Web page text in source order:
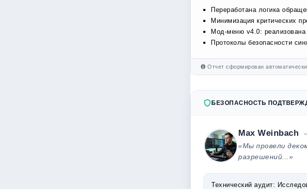
Переработана логика
Минимизация критических
Мод-меню v4.0: реализована
Протоколы безопасности
Отчет сформирован
БЕЗОПАСНОСТЬ
Max Weinbach
«Мы провели
разрешений...»
Технический аудит: